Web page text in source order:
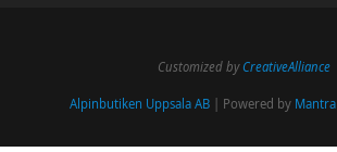
Customized byCreativeAlliance
Alpinbutiken Uppsala AB | Powered by Mantra